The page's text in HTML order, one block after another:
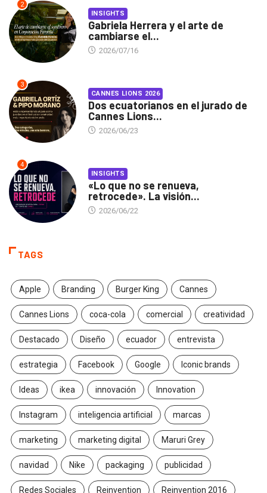
2
INSIGHTS
Gabriela Herrera y el arte de
cambiarse el...
2026/07/16
3
CANNES LIONS 2026
Dos ecuatorianos en el jurado de
Cannes Lions...
2026/06/23
4
INSIGHTS
«Lo que no se renueva,
retrocede». La visión...
2026/06/22
TAGS
Apple Branding Burger King Cannes
Cannes Lions coca-cola comercial creatividad
Destacado Diseño ecuador entrevista
estrategia Facebook Google Iconic brands
Ideas ikea innovación Innovation
Instagram inteligencia artificial marcas
marketing marketing digital Maruri Grey
navidad Nike packaging publicidad
Redes Sociales Reinvention Reinvention 2016